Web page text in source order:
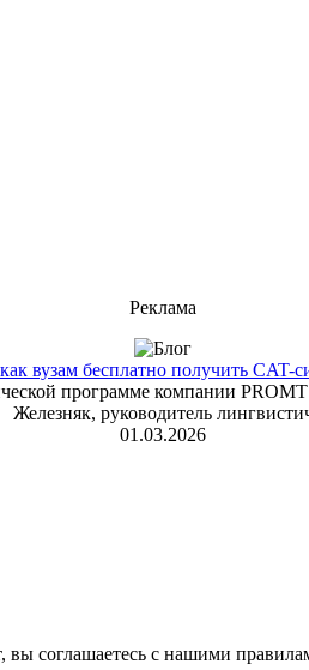
Реклама
вузам бесплатно получить CAT-
программе компании
Железняк, руководитель
01.03.2026
соглашаетесь с нашими